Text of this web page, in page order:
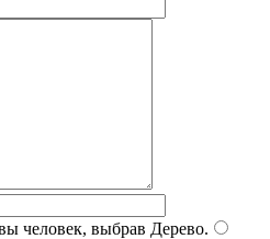
человек, выбрав Дерево.